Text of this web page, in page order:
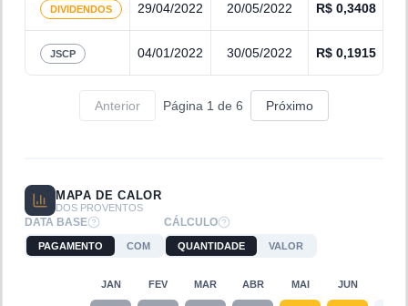
DIVIDENDOS 29/04/2022 20/05/2022 R$ 0,3408
JSCP 04/01/2022 30/05/2022 R$ 0,1915
Anterior Página 1 de 6 Próximo
MAPA DE CALOR
DOS PROVENTOS
DATA BASE
PAGAMENTO COM
CÁLCULO
QUANTIDADE VALOR
JAN FEV MAR ABR MAI JUN